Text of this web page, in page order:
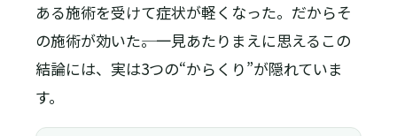
ある施術を受けて症状が軽くなった。だからそ
の施術が効いた――。一見あたりまえに思えるこの
結論には、実は3つの“からくり”が隠れていま
す。